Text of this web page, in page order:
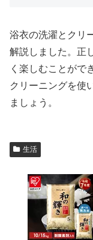
浴衣の洗濯とクリ
解説しました。正
く楽しむことがで
クリーニングを使
ましょう。
生活